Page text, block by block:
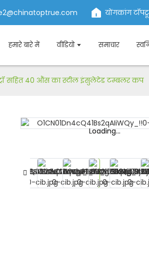
योंगकांग
हमारे बारे में वीडियो समाचार
सहित 40 औंस का स्टील इंसुलेटेड टम्बलर कप
Loading...
Loading...